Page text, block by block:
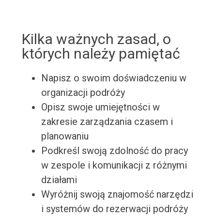
Kilka ważnych zasad, o
których należy pamiętać
Napisz o swoim doświadczeniu w
organizacji podróży
Opisz swoje umiejętności w
zakresie zarządzania czasem i
planowaniu
Podkreśl swoją zdolność do pracy
w zespole i komunikacji z różnymi
działami
Wyróżnij swoją znajomość narzędzi
i systemów do rezerwacji podróży